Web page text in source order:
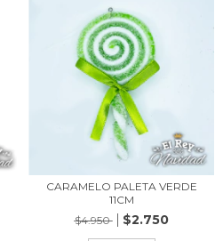
CARAMELO PALETA VERDE
11CM
$4.950
$2.750